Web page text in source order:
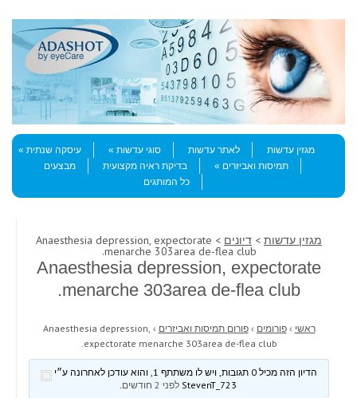
Menu
Skip to content
מגזין עדשות
לאתר עדשות סוגי עדשות
עיסקה שנתית
תמיסות ואביזרים
בדיקת ראיה מקצועית
מבצעים
כל המותגים
מגזין עדשות > דיונים > Anaesthesia depression, expectorate
menarche 303area de-flea club.
Anaesthesia depression, expectorate
menarche 303area de-flea club.
ראשי › פורומים › פורום תמיסות ואביזרים ›
Anaesthesia depression,
expectorate menarche 303area de-flea club.
הדיון הזה מכיל 0 תגובות, ויש לו משתתף 1, והוא עודכן לאחרונה ע״י
לפני 2 חודשים .